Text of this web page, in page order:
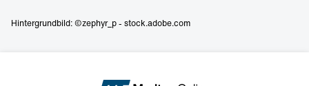
Hintergrundbild: ©zephyr_p - stock.adobe.com